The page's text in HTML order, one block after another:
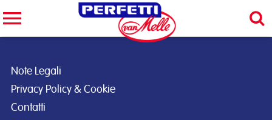
Note Legali
Privacy Policy & Cookie
Contatti